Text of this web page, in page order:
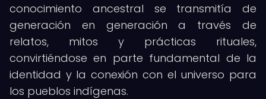
conocimiento ancestral se transmitía de
generación en generación a través de
relatos, mitos y prácticas rituales,
convirtiéndose en parte fundamental de la
identidad y la conexión con el universo para
los pueblos indígenas.